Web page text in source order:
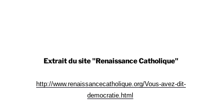
Extrait du site "Renaissance Catholique"
http://www.renaissancecatholique.org/Vous-avez-dit-
democratie.html